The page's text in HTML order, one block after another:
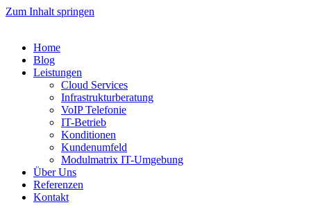
Zum Inhalt springen
Home
Blog
Leistungen
Cloud Services
Infrastrukturberatung
VoIP Telefonie
IT-Betrieb
Konditionen
Kundenumfeld
Modulmatrix IT-Umgebung
Über Uns
Referenzen
Kontakt